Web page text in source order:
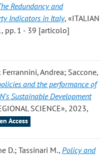
Redundancy and
Indicators in Italy, «ITALIAN
pp. 1 - 39 [articolo]
Andrea; Saccone,
and the performance of
Sustainable Development
SCIENCE», 2023,
Access
D.; Tassinari M., Policy and